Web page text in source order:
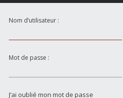
Nom d’utilisateur :
Mot de passe :
J’ai oublié mon mot de passe